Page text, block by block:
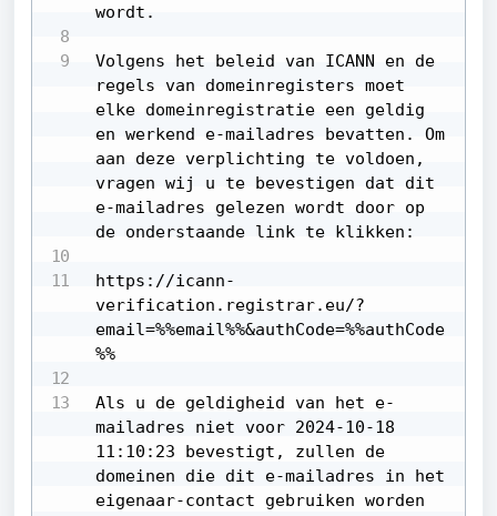
wordt.
Volgens het beleid van ICANN en de
regels van domeinregisters moet
elke domeinregistratie een geldig
en werkend e-mailadres bevatten. Om
aan deze verplichting te voldoen,
vragen wij u te bevestigen dat dit
e-mailadres gelezen wordt door op
de onderstaande link te klikken:
https://icann-
verification.registrar.eu/?
email=%%email%%&authCode=%%authCode
%%
Als u de geldigheid van het e-
mailadres niet voor 2024-10-18
11:10:23 bevestigt, zullen de
domeinen die dit e-mailadres in het
eigenaar-contact gebruiken worden